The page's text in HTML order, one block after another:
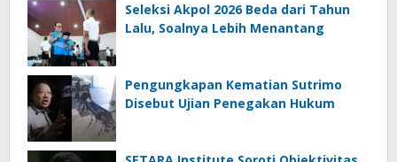
Seleksi Akpol 2026 Beda dari Tahun
Lalu, Soalnya Lebih Menantang
Pengungkapan Kematian Sutrimo
Disebut Ujian Penegakan Hukum